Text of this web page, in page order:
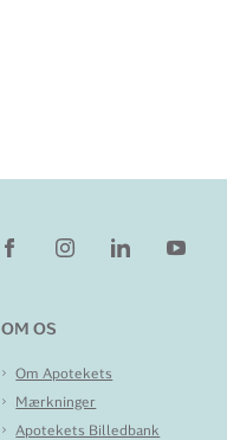
OM OS
Om Apotekets
Mærkninger
Apotekets Billedbank